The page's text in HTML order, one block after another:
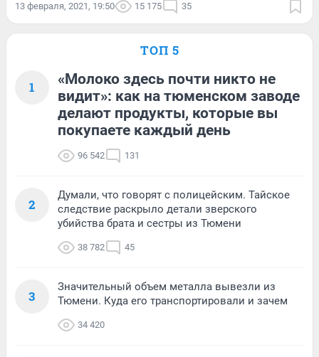
13 февраля, 2021, 19:50 15 175 35
ТОП 5
1
«Молоко здесь почти никто не
видит»: как на тюменском заводе
делают продукты, которые вы
покупаете каждый день
96 542 131
2
Думали, что говорят с полицейским. Тайское
следствие раскрыло детали зверского
убийства брата и сестры из Тюмени
38 782 45
3
Значительный объем металла вывезли из
Тюмени. Куда его транспортировали и зачем
34 420